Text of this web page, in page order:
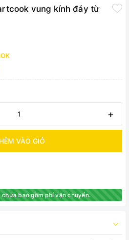
vung kính đáy từ
+
VÀO GIỎ
chưa bao gồm phí vận chuyển.